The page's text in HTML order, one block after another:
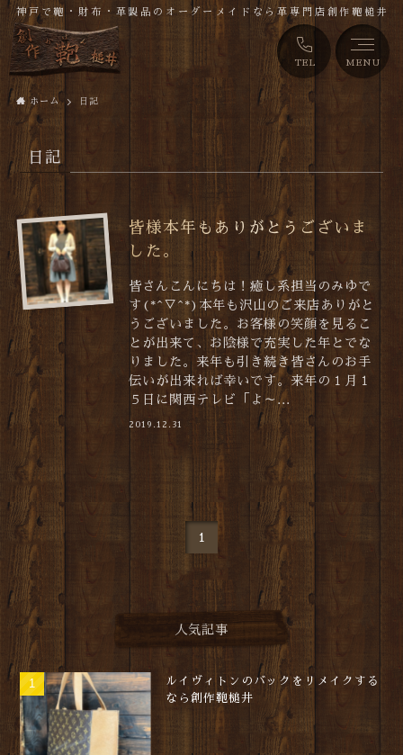
TEL MENU
神戸で鞄・財布・革製品のオーダーメイドなら革専門店創作鞄槌井
ホーム 日記
日記
皆様本年もありがとうございま
した。
皆さんこんにちは！癒し系担当のみゆで
す(*^▽^*)本年も沢山のご来店ありがと
うございました。お客様の笑顔を見るこ
とが出来て、お陰様で充実した年とでな
りました。来年も引き続き皆さんのお手
伝いが出来れば幸いです。来年の１月１
５日に関西テレビ「よ～...
2019.12.31
1
人気記事
ルイヴィトンのバックをリメイクする
なら創作鞄槌井